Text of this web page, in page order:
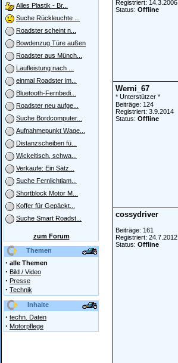
Alles Plastik - Br...
Suche Rückleuchte ...
Roadster scheint n...
Bowdenzug Türe außen
Roadster aus Münch...
Laufleistung nach ...
einmal Roadster im...
Bluetooth-Fernbedi...
Roadster neu aufge...
Suche Bordcomputer...
Aufnahmepunkt Wage...
Distanzscheiben fü...
Wickeltisch, schwa...
Verkaufe: Ein Satz...
Suche Fernlichtlam...
Shortblock Motor M...
Koffer für Gepäckt...
Suche Smart Roadst...
zum Forum
Themen
· alle Themen
· Bild / Video
· Presse
· Technik
Inhalte
· techn. Daten
· Motorpflege
Registriert: 14.3.2006
Status: Offline
Werni_67
* Unterstützer *
Beiträge: 124
Registriert: 3.9.2014
Status: Offline
cossydriver
Beiträge: 161
Registriert: 24.7.2012
Status: Offline